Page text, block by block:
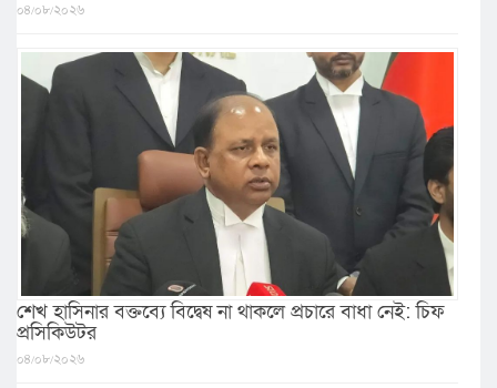
০৪/০৮/২০২৬
শেখ হাসিনার বক্তব্যে বিদ্বেষ না থাকলে প্রচারে বাধা নেই: চিফ
প্রসিকিউটর
০৪/০৮/২০২৬